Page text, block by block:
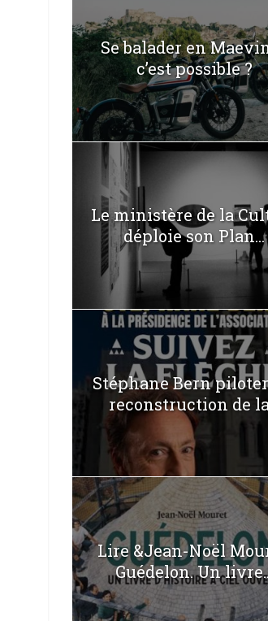
Se balader en
c’est possible ?
Le ministère de la
déploie son Plan...
Stéphane Bern
reconstruction de
Lire &Jean-Noël
Guédelon. Un